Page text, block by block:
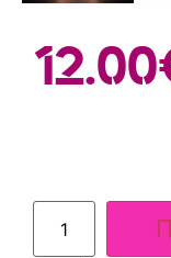
12.00